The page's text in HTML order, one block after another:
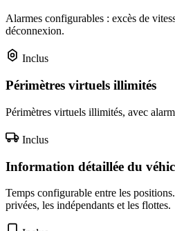
Alarmes configurables : excès de
déconnexion.
Inclus
Périmètres virtuels illimités
Périmètres virtuels illimités, avec
Inclus
Information détaillée du
Temps configurable entre les
privées, les indépendants et les flottes.